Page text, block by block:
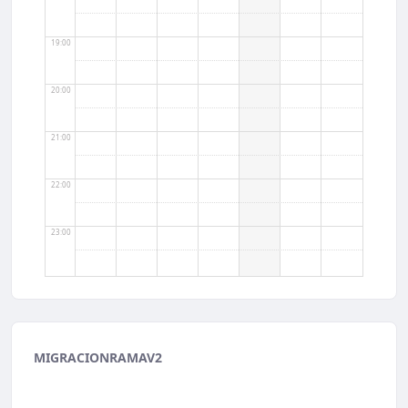
19:00
20:00
21:00
22:00
23:00
MIGRACIONRAMAV2